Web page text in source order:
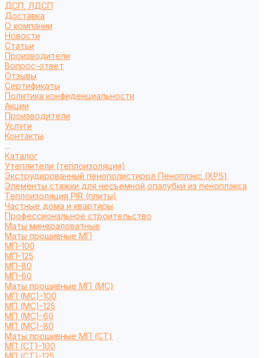
ДСП, ЛДСП
Доставка
О компании
Новости
Статьи
Производители
Вопрос-ответ
Отзывы
Сертификаты
Политика конфиденциальности
Акции
Производители
Услуги
Контакты
...
Каталог
Утеплители (теплоизоляция)
Экструдированный пенополистирол Пеноплэкс (XPS)
Элементы стяжки для несъемной опалубки из пеноплэкса
Теплоизоляция PIR (плиты)
Частные дома и квартиры
Профессиональное строительство
Маты минераловатные
Маты прошивные МП
МП-100
МП-125
МП-80
МП-60
Маты прошивные МП (МС)
МП (МС)-100
МП (МС)-125
МП (МС)-60
МП (МС)-80
Маты прошивные МП (СТ)
МП (СТ)-100
МП (СТ)-125